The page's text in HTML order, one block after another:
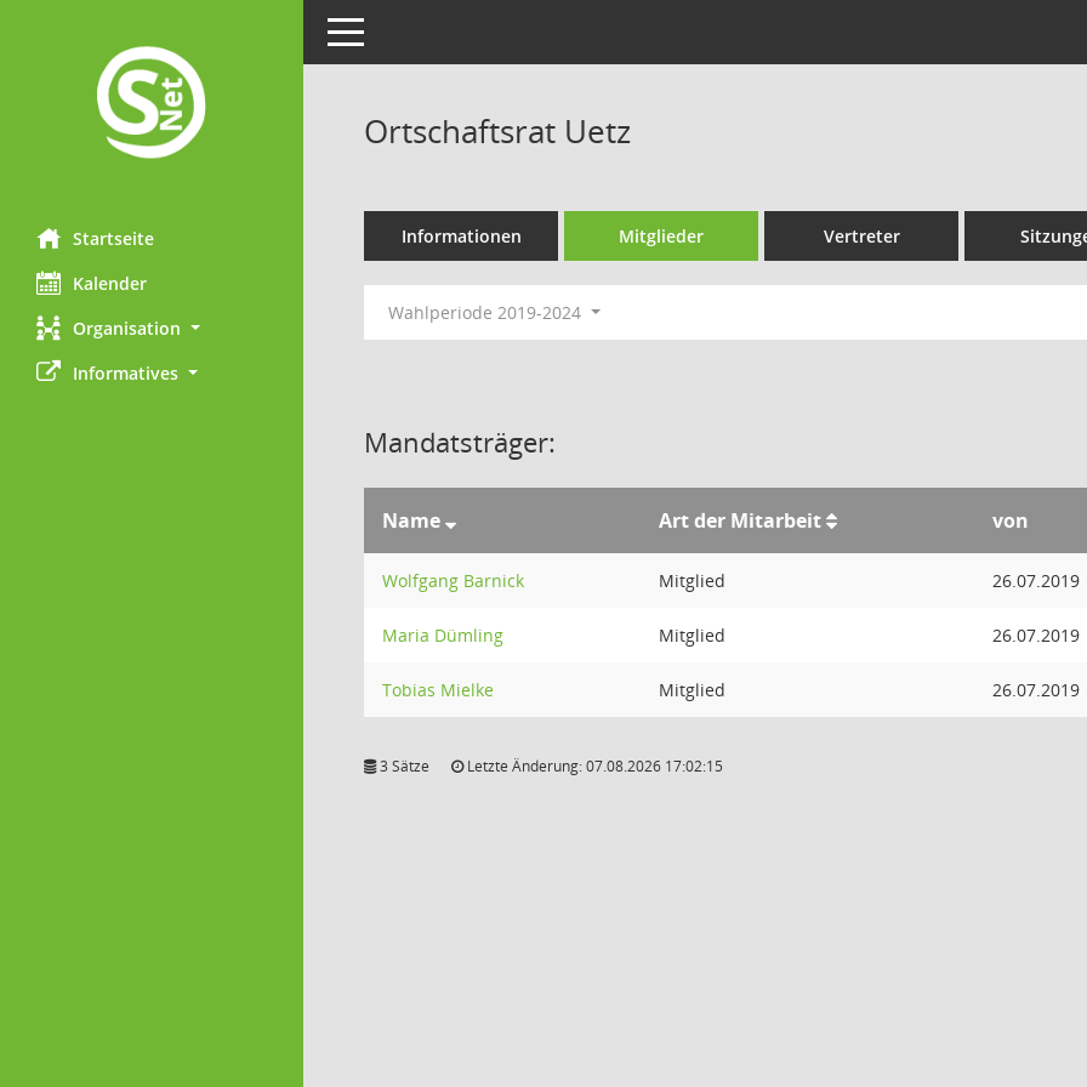
Startseite
Kalender
Organisation
Informatives
Toggle navigation
Ortschaftsrat Uetz
Informationen Mitglieder Vertreter
Wahlperiode 2019-2024
Mandatsträger:
Name Art der Mitarbeit von
Wolfgang Barnick Mitglied 26.07.2019
Maria Dümling Mitglied 26.07.2019
Tobias Mielke Mitglied 26.07.2019
3 Sätze Letzte Änderung: 07.08.2026 17:02:15